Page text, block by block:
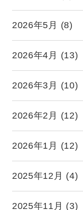
2026年5月 (8)
2026年4月 (13)
2026年3月 (10)
2026年2月 (12)
2026年1月 (12)
2025年12月 (4)
2025年11月 (3)